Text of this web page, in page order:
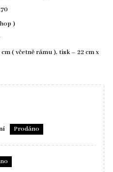
)
( včetně rámu ), tisk – 22 cm x
Prodáno